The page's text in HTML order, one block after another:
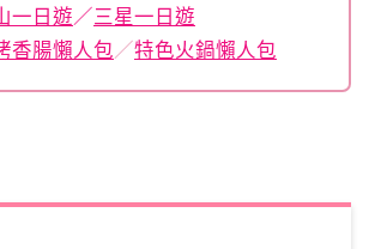
一日遊／三星一日遊
香腸懶人包／特色火鍋懶人包